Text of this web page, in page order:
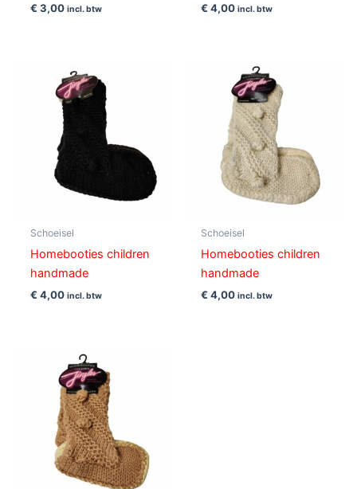
€ 3,00 incl. btw € 4,00 incl. btw
Schoeisel
Homebooties children
handmade
€ 4,00 incl. btw
Schoeisel
Homebooties children
handmade
€ 4,00 incl. btw